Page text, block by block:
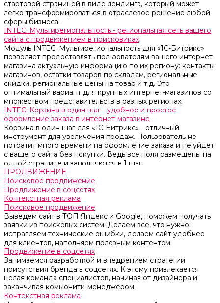
стартовой страницей в виде лендинга, который может
легко трансформироваться в отраслевое решение любой
сферы бизнеса.
INTEC: Мультирегиональность - региональная сеть вашего
сайта с продвижением в поисковиках
Модуль INTEC: Мультирегиональность для «1С-Битрикс»
позволяет предоставлять пользователям вашего интернет-
магазина актуальную информацию по их региону: контакты
магазинов, остатки товаров по складам, региональные
скидки, региональные цены на товар и т.д. Это
оптимальный вариант для крупных интернет-магазинов со
множеством представительств в разных регионах.
INTEC: Корзина в один шаг - удобное и простое
оформление заказа в интернет-магазине
Корзина в один шаг для «1С-Битрикс» - отличный
инструмент для увеличения продаж. Пользователь не
потратит много времени на оформление заказа и не уйдет
с вашего сайта без покупки. Ведь все поля размещены на
одной странице и заполняются в 1 шаг.
ПРОДВИЖЕНИЕ
Поисковое продвижение
Продвижение в соцсетях
Контекстная реклама
Поисковое продвижение
Выведем сайт в ТОП Яндекс и Google, поможем получать
заявки из поисковых систем. Делаем все, что нужно:
исправляем технические ошибки, делаем сайт удобнее
для клиентов, наполняем полезным контентом.
Продвижение в соцсетях
Занимаемся разработкой и внедрением стратегии
присутствия бренда в соцсетях. К этому привлекается
целая команда специалистов, начиная от дизайнера и
заканчивая комьюнити-менеджером.
Контекстная реклама